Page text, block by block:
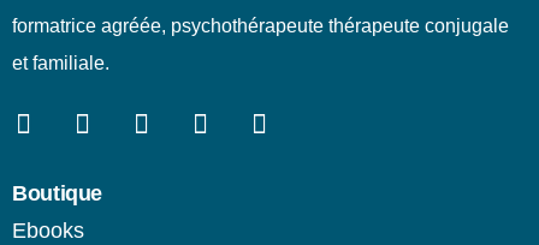
formatrice agréée, psychothérapeute thérapeute conjugale
et familiale.
Boutique
Ebooks